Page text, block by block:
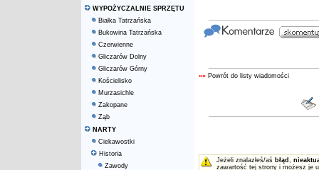
WYPOŻYCZALNIE SPRZĘTU
Białka Tatrzańska
Bukowina Tatrzańska
Czerwienne
Gliczarów Dolny
Gliczarów Górny
Kościelisko
Murzasichle
Zakopane
Ząb
NARTY
Ciekawostki
Historia
Zawody
«« Powrót do listy wiadomości
Jeżeli znalazłeś/aś błąd ,
zawartość tej strony i możesz je